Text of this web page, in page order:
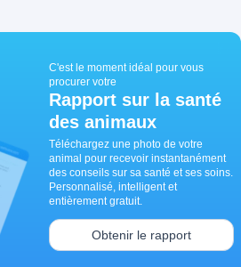
C'est le moment idéal pour vous
procurer votre
Rapport sur la santé
des animaux
Téléchargez une photo de votre
animal pour recevoir instantanément
des conseils sur sa santé et ses soins.
Personnalisé, intelligent et
entièrement gratuit.
Obtenir le rapport